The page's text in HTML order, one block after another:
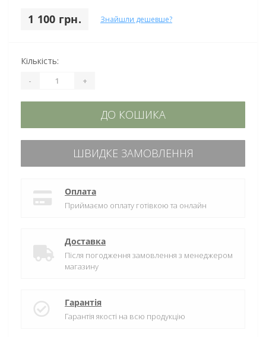
1 100 грн. Знайшли дешевше?
Кількість:
- +
ДО КОШИКА
ШВИДКЕ ЗАМОВЛЕННЯ
Оплата
Приймаємо оплату готівкою та онлайн
Доставка
Після погодження замовлення з менеджером
магазину
Гарантія
Гарантія якості на всю продукцію